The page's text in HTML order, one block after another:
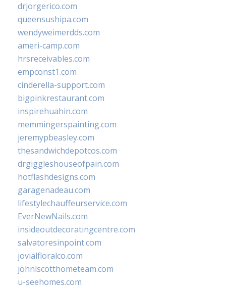
drjorgerico.com
queensushipa.com
wendyweimerdds.com
ameri-camp.com
hrsreceivables.com
empconst1.com
cinderella-support.com
bigpinkrestaurant.com
inspirehuahin.com
memmingerspainting.com
jeremypbeasley.com
thesandwichdepotcos.com
drgiggleshouseofpain.com
hotflashdesigns.com
garagenadeau.com
lifestylechauffeurservice.com
EverNewNails.com
insideoutdecoratingcentre.com
salvatoresinpoint.com
jovialfloralco.com
johnlscotthometeam.com
u-seehomes.com